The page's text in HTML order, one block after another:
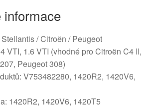
informace
/ Citroën / Peugeot
VTI, 1.6 VTI (vhodné pro Citroën C4 II,
Peugeot 308)
V753482280, 1420R2, 1420V6,
1420R2, 1420V6, 1420T5